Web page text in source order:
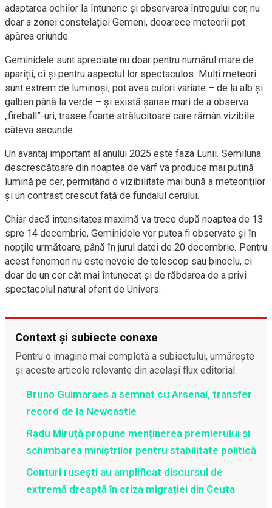
adaptarea ochilor la întuneric și observarea întregului cer, nu
doar a zonei constelației Gemeni, deoarece meteorii pot
apărea oriunde.
Geminidele sunt apreciate nu doar pentru numărul mare de
apariții, ci și pentru aspectul lor spectaculos. Mulți meteori
sunt extrem de luminoși, pot avea culori variate – de la alb și
galben până la verde – și există șanse mari de a observa
„fireball”-uri, trasee foarte strălucitoare care rămân vizibile
câteva secunde.
Un avantaj important al anului 2025 este faza Lunii. Semiluna
descrescătoare din noaptea de vârf va produce mai puțină
lumină pe cer, permițând o vizibilitate mai bună a meteoriților
și un contrast crescut față de fundalul cerului.
Chiar dacă intensitatea maximă va trece după noaptea de 13
spre 14 decembrie, Geminidele vor putea fi observate și în
nopțile următoare, până în jurul datei de 20 decembrie. Pentru
acest fenomen nu este nevoie de telescop sau binoclu, ci
doar de un cer cât mai întunecat și de răbdarea de a privi
spectacolul natural oferit de Univers.
Context și subiecte conexe
Pentru o imagine mai completă a subiectului, urmărește
și aceste articole relevante din același flux editorial.
Bruno Guimaraes a semnat cu Arsenal, transfer
record de la Newcastle
Radu Miruță propune menținerea premierului și
schimbarea miniștrilor pentru stabilitate politică
Conturi rusești au amplificat discursul de
extremă dreaptă în criza migrației din Ceuta